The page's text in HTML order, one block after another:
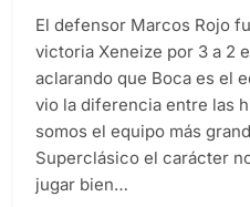
El defensor Marcos Rojo
victoria Xeneize por 3 a 2
aclarando que Boca es el
vio la diferencia entre las
somos el equipo más
Superclásico el carácter
jugar bien…